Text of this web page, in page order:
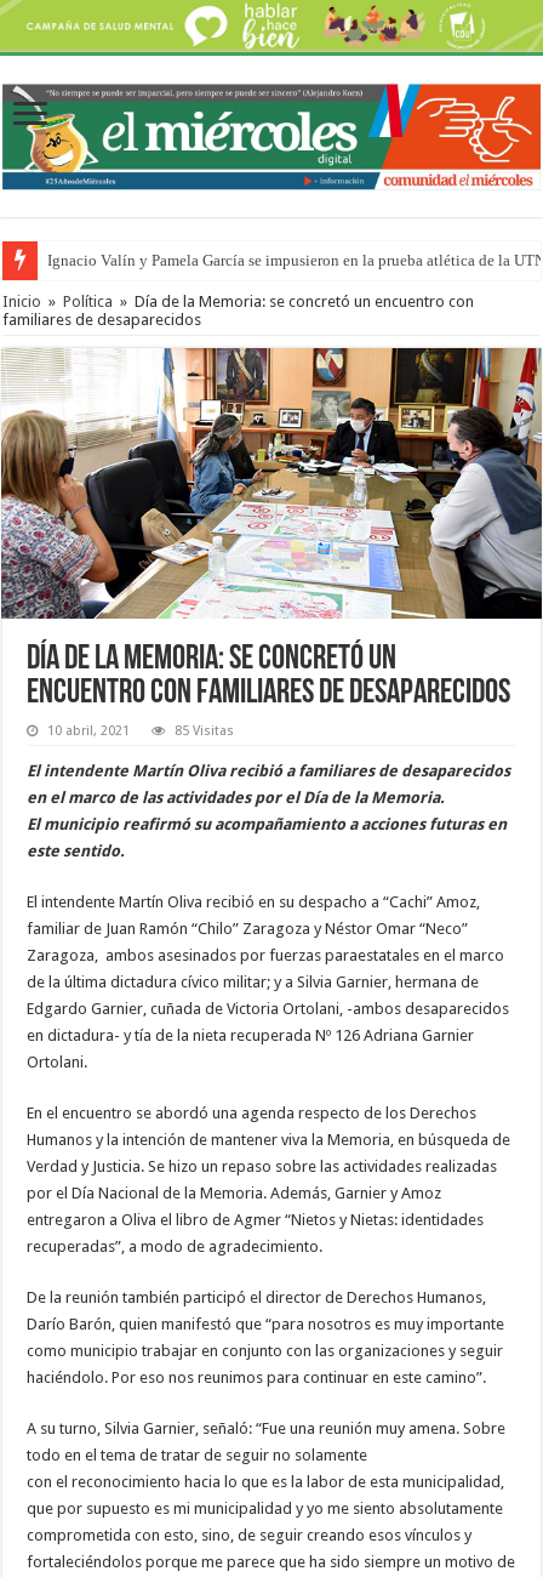
Ignacio Valín y Pamela García se impusieron en la prueba atlética de la
Inicio » Política » Día de la Memoria: se concretó un encuentro con
familiares de desaparecidos
Día de la Memoria: se concretó un
encuentro con familiares de desaparecidos
10 abril, 2021 85 Visitas
El intendente Martín Oliva recibió a familiares de desaparecidos
en el marco de las actividades por el Día de la Memoria.
El municipio reafirmó su acompañamiento a acciones futuras en
este sentido.
El intendente Martín Oliva recibió en su despacho a “Cachi” Amoz,
familiar de Juan Ramón “Chilo” Zaragoza y Néstor Omar “Neco”
Zaragoza, ambos asesinados por fuerzas paraestatales en el marco
de la última dictadura cívico militar; y a Silvia Garnier, hermana de
Edgardo Garnier, cuñada de Victoria Ortolani, -ambos desaparecidos
en dictadura- y tía de la nieta recuperada Nº 126 Adriana Garnier
Ortolani.
En el encuentro se abordó una agenda respecto de los Derechos
Humanos y la intención de mantener viva la Memoria, en búsqueda de
Verdad y Justicia. Se hizo un repaso sobre las actividades realizadas
por el Día Nacional de la Memoria. Además, Garnier y Amoz
entregaron a Oliva el libro de Agmer “Nietos y Nietas: identidades
recuperadas”, a modo de agradecimiento.
De la reunión también participó el director de Derechos Humanos,
Darío Barón, quien manifestó que “para nosotros es muy importante
como municipio trabajar en conjunto con las organizaciones y seguir
haciéndolo. Por eso nos reunimos para continuar en este camino”.
A su turno, Silvia Garnier, señaló: “Fue una reunión muy amena. Sobre
todo en el tema de tratar de seguir no solamente
con el reconocimiento hacia lo que es la labor de esta municipalidad,
que por supuesto es mi municipalidad y yo me siento absolutamente
comprometida con esto, sino, de seguir creando esos vínculos y
fortaleciéndolos porque me parece que ha sido siempre un motivo de